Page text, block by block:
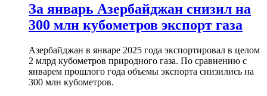
За январь Азербайджан снизил на
300 млн кубометров экспорт газа
Азербайджан в январе 2025 года экспортировал в целом
2 млрд кубометров природного газа. По сравнению с
январем прошлого года объемы экспорта снизились на
300 млн кубометров.